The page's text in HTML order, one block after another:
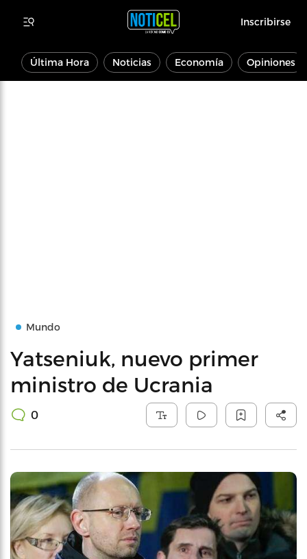
Inscribirse
Última Hora Noticias Economía Opiniones
Mundo
Yatseniuk, nuevo primer
ministro de Ucrania
0